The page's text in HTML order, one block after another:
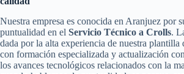
Nuestra empresa es conocida en Aranjuez por
puntualidad en el Servicio Técnico a Crolls.
dada por la alta experiencia de nuestra plantilla
con formación especializada y actualización
los avances tecnológicos relacionados con la